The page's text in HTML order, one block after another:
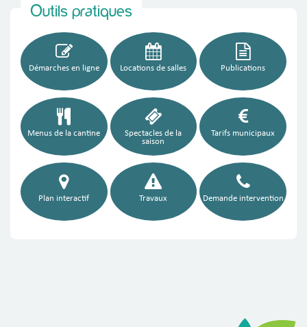
Outils pratiques
Démarches en ligne Locations de salles Publications
Menus de la cantine
Spectacles de la
saison
Tarifs municipaux
Plan interactif Travaux Demande intervention